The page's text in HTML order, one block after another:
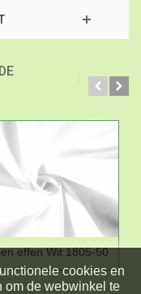
effen Wit 1805-50
cookies en
de webwinkel te